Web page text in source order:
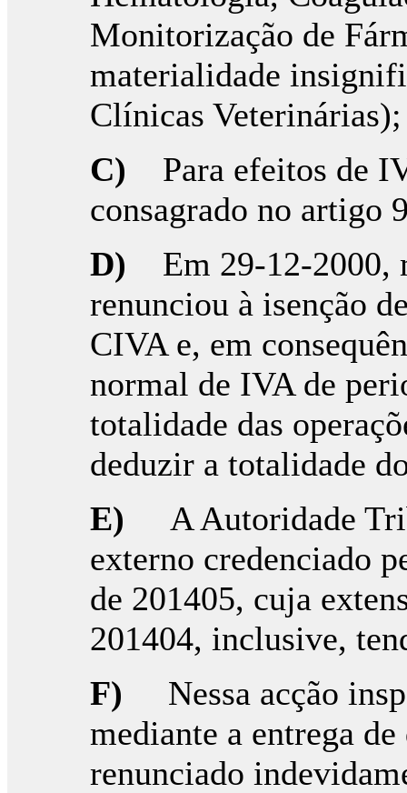
Monitorização de
materialidade
Clínicas Veterinárias);
C) Para efeitos de
consagrado no artigo
D) Em 29-12-2000,
renunciou à isenção
CIVA e, em
normal de IVA de
totalidade das
deduzir a totalidade
E) A Autoridade
externo credenciado
de 201405, cuja
201404, inclusive,
F) Nessa acção
mediante a entrega
renunciado